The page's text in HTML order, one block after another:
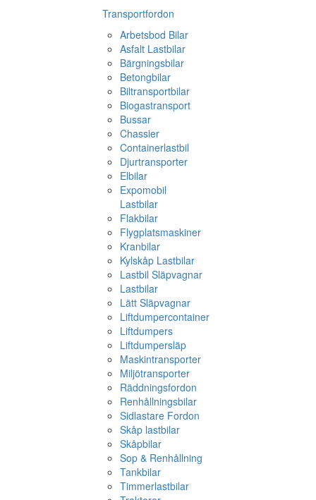
Transportfordon
Arbetsbod Bilar
Asfalt Lastbilar
Bärgningsbilar
Betongbilar
Biltransportbilar
Biogastransport
Bussar
Chassier
Containerlastbil
Djurtransporter
Elbilar
Expomobil
Lastbilar
Flakbilar
Flygplatsmaskiner
Kranbilar
Kylskåp Lastbilar
Lastbil Släpvagnar
Lastbilar
Lätt Släpvagnar
Liftdumpercontainer
Liftdumpers
Liftdumpersläp
Maskintransporter
Miljötransporter
Räddningsfordon
Renhållningsbilar
Sidlastare Fordon
Skåp lastbilar
Skåpbilar
Sop & Renhållning
Tankbilar
Timmerlastbilar